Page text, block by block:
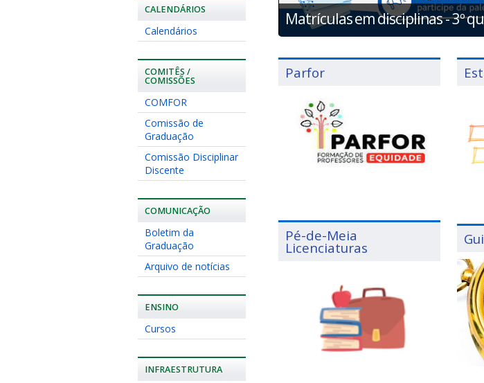
CALENDÁRIOS
Calendários
COMITÊS /
COMISSÕES
COMFOR
Comissão de
Graduação
Comissão Disciplinar
Discente
COMUNICAÇÃO
Boletim da
Graduação
Arquivo de notícias
ENSINO
Cursos
INFRAESTRUTURA
Matrículas em disciplinas - 3º
Parfor
Pé-de-Meia
Licenciaturas